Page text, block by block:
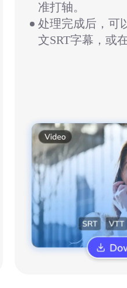
准打轴。
处理完成后，可
文SRT字幕，或